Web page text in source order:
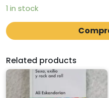
1 in stock
Related products